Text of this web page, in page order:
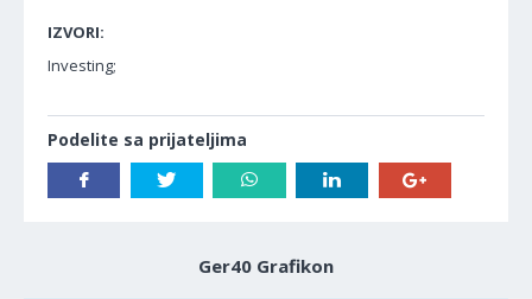
IZVORI:
Investing;
Podelite sa prijateljima
Ger40 Grafikon